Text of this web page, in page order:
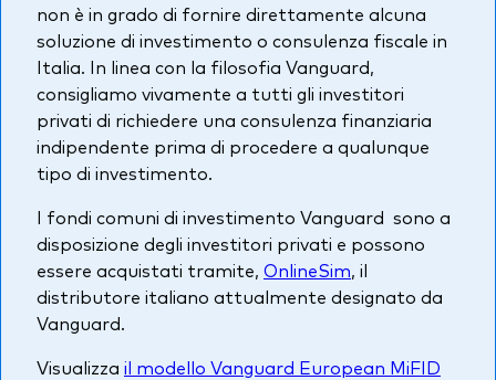
non è in grado di fornire direttamente alcuna
soluzione di investimento o consulenza fiscale in
Italia. In linea con la filosofia Vanguard,
consigliamo vivamente a tutti gli investitori
privati di richiedere una consulenza finanziaria
indipendente prima di procedere a qualunque
tipo di investimento.
I fondi comuni di investimento Vanguard sono a
disposizione degli investitori privati e possono
essere acquistati tramite, OnlineSim, il
distributore italiano attualmente designato da
Vanguard.
Visualizza il modello Vanguard European MiFID